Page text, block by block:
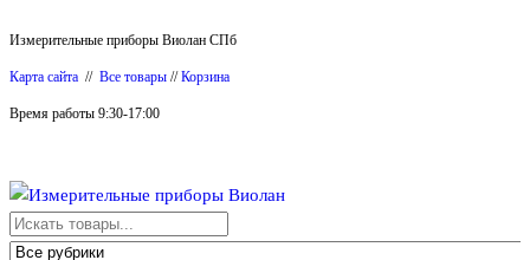
к
содержимому
Измерительные приборы Виолан СПб
Карта сайта // Все товары //Корзина
Время работы 9:30-17:00
Измерительные приборы Виолан